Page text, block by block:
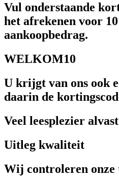
Vul onderstaande
het afrekenen voor
aankoopbedrag.
WELKOM10
U krijgt van ons ook
daarin de
Veel leesplezier
Uitleg kwaliteit
Wij controleren onze